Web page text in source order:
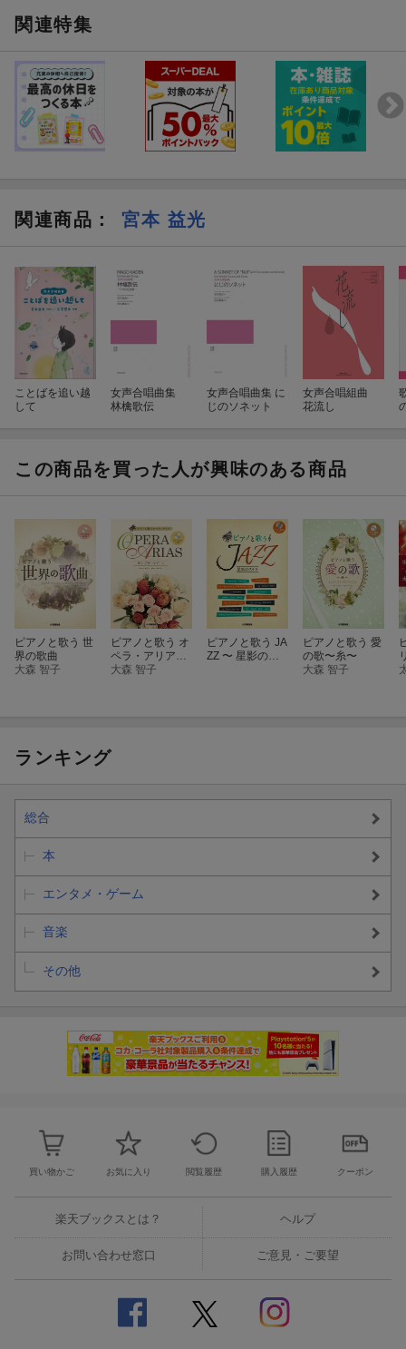
難易度: 中級
Funiculi funicula(原調:ヘ長調)
編成: ボーカル/ピアノ
難易度: 中級
[5] 忘れな草
Non ti scordar di me(原調:ト短調)
[6] サンタ・ルチア
Santa Lucia(原調:ハ長調)
難易度: 中級
[7] シューベルトのセレナーデ
Standchen(原調:ニ短調)
編成: ボーカル/ピアノ
難易度: 中級
[8] 歌の翼に
Auf Fl?geln des Gesanges(原調:ト長調)
編成: ボーカル/ピアノ
Wien, du Stadt meiner Tr?ume(原調:ト長調)
[10] 楽に寄す
An Die Musik(原調:ニ長調)
編成: ボーカル/ピアノ
難易度: 中級
[11] サン・トワ・マ・ミー
Sans toi, ma mie(原調:ト長調)
編成: ボーカル/ピアノ
難易度: 中級
難易度: 中級
[13] オー・シャンゼリゼ
難易度: 中級
[14] トロイカ
Troika(原調:ハ短調)
編成: ボーカル/ピアノ
[15] ヴォルガの舟歌
編成: ボーカル/ピアノ
編成: ボーカル/ピアノ
[3] 峠の我が家
Home on the Range(原調:ト長調)
編成: ボーカル/ピアノ
グレード: 中級
Funiculi funicula(原調:ヘ長調)
編成: ボーカル/ピアノ
[5] 忘れな草
Non ti scordar di me(原調:ト短調)
編成: ボーカル/ピアノ
グレード: 中級
[6] サンタ・ルチア
Santa Lucia(原調:ハ長調)
編成: ボーカル/ピアノ
グレード: 中級
[8] 歌の翼に
Auf Fl?geln des Gesanges(原調:ト長調)
編成: ボーカル/ピアノ
グレード: 中級
グレード: 中級
編成: ボーカル/ピアノ
グレード: 中級
[11] サン・トワ・マ・ミー
編成: ボーカル/ピアノ
グレード: 中級
グレード: 中級
編成: ボーカル/ピアノ
グレード: 中級
Volga Boatmen Song(原調:ニ短調)
編成: ボーカル/ピアノ
関連特集
関連商品 ： 宮本 益光
ことばを追い越
して
女声合唱曲集
林檎歌伝
女声合唱曲集 に
じのソネット
女声合唱組曲
花流し
この商品を買った人が興味のある商品
ピアノと歌う 世
界の歌曲
大森 智子
ピアノと歌う オ
ペラ・アリア〜
オンブラ・マ
大森 智子
ピアノと歌う JA
ZZ 〜 星影のス
ピアノと歌う 愛
の歌〜糸〜
大森 智子
ランキング
総合
本
エンタメ・ゲーム
音楽
その他
買い物かご お気に入り 閲覧履歴 購入履歴 クーポン
楽天ブックスとは？ ヘルプ
お問い合わせ窓口 ご意見・ご要望